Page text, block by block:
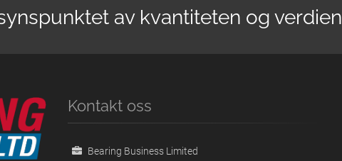
av kvantiteten og verdien
Kontakt oss
Bearing Business Limited